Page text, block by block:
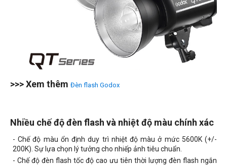
>>> Xem thêm Đèn flash Godox
Nhiều chế độ đèn flash và nhiệt độ màu chính xác
- Chế độ màu ổn định duy trì nhiệt độ màu ở mức 5600K (+/-
200K). Sự lựa chọn lý tưởng cho nhiếp ảnh tiêu chuẩn.
- Chế độ đèn flash tốc độ cao ưu tiên thời lượng đèn flash ngắn